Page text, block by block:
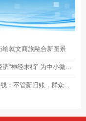
就文商旅融合新图景
弘扬蒙古马精神｜一事解 多案消 激活民营经济“神经末梢” 为中小微企业纾困解难
包头市市场监督管理局“一把手”走进12345热线：不管新旧账，群众反映了， 就要全力以赴去解决！